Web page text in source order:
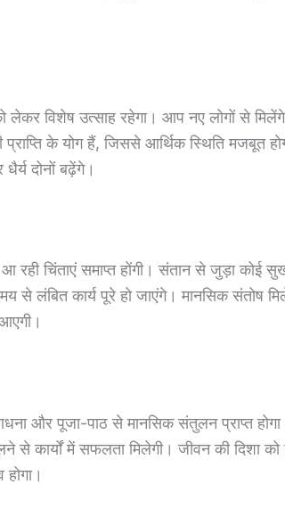
लेकर विशेष उत्साह रहेगा। आप नए लोगों से
के योग हैं, जिससे आर्थिक स्थिति मजबूत
दोनों बढ़ेंगे।
चिंताएं समाप्त होंगी। संतान से जुड़ा कोई
लंबित कार्य पूरे हो जाएंगे। मानसिक संतोष
और पूजा-पाठ से मानसिक संतुलन प्राप्त
से कार्यों में सफलता मिलेगी। जीवन की दिशा